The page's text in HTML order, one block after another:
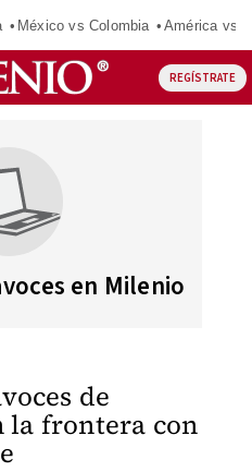
México vs Colombia América vs
REGÍSTRATE
en Milenio
de
la frontera con